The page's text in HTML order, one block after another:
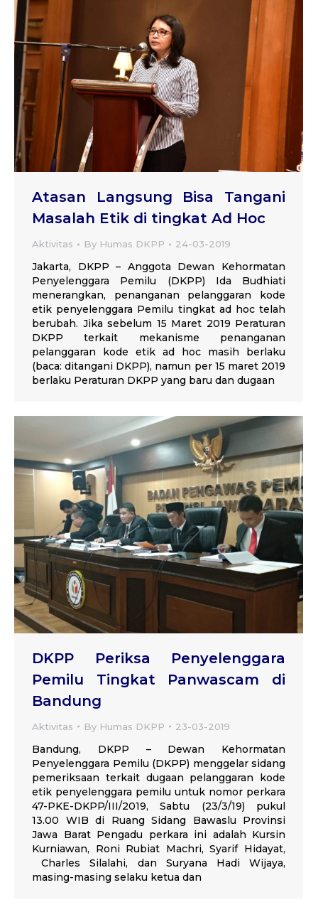
Atasan Langsung Bisa Tangani
Masalah Etik di tingkat Ad Hoc
Aktivitas By Humas DKPP 24-03-2019
Jakarta, DKPP – Anggota Dewan Kehormatan
Penyelenggara Pemilu (DKPP) Ida Budhiati
menerangkan, penanganan pelanggaran kode
etik penyelenggara Pemilu tingkat ad hoc telah
berubah. Jika sebelum 15 Maret 2019 Peraturan
DKPP terkait mekanisme penanganan
pelanggaran kode etik ad hoc masih berlaku
(baca: ditangani DKPP), namun per 15 maret 2019
berlaku Peraturan DKPP yang baru dan dugaan
DKPP Periksa Penyelenggara
Pemilu Tingkat Panwascam di
Bandung
Aktivitas By Humas DKPP 23-03-2019
Bandung, DKPP – Dewan Kehormatan
Penyelenggara Pemilu (DKPP) menggelar sidang
pemeriksaan terkait dugaan pelanggaran kode
etik penyelenggara pemilu untuk nomor perkara
47-PKE-DKPP/III/2019, Sabtu (23/3/19) pukul
13.00 WIB di Ruang Sidang Bawaslu Provinsi
Jawa Barat Pengadu perkara ini adalah Kursin
Kurniawan, Roni Rubiat Machri, Syarif Hidayat,
Charles Silalahi, dan Suryana Hadi Wijaya,
masing-masing selaku ketua dan